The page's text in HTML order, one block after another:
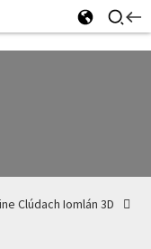
Clúdach Iomlán 3D